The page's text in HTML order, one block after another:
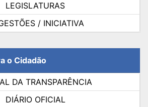
LEGISLATURAS
/ INICIATIVA
o Cidadão
DA TRANSPARÊNCIA
DIÁRIO OFICIAL